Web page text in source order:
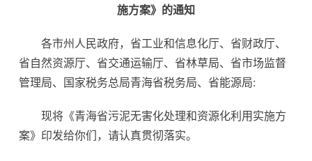
施方案》的通知
各市州人民政府，省工业和信息化厅、省财政厅、
省自然资源厅、省交通运输厅、省林草局、省市场监督
管理局、国家税务总局青海省税务局、省能源局:
现将《青海省污泥无害化处理和资源化利用实施方
案》印发给你们，请认真贯彻落实。